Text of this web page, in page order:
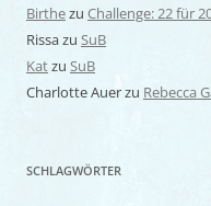
Birthezu Challenge: 22 für
Rissazu SuB
Katzu SuB
Charlotte Auerzu Rebecca
SCHLAGWÖRTER